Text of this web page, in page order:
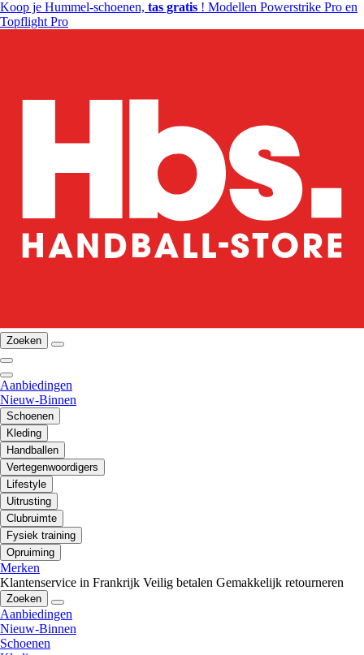
Koop je Hummel-schoenen, tas gratis ! Modellen Powerstrike Pro en
Topflight Pro
Zoeken
Aanbiedingen
Nieuw-Binnen
Schoenen
Kleding
Handballen
Vertegenwoordigers
Lifestyle
Uitrusting
Clubruimte
Fysiek training
Opruiming
Merken
Klantenservice in Frankrijk Veilig betalen Gemakkelijk retourneren
Zoeken
Aanbiedingen
Nieuw-Binnen
Schoenen